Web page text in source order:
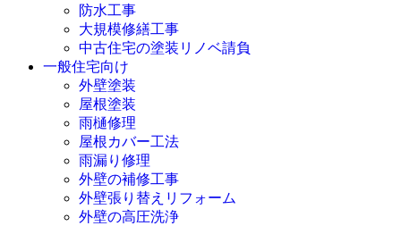
防水工事
大規模修繕工事
中古住宅の塗装リノベ請負
一般住宅向け
外壁塗装
屋根塗装
雨樋修理
屋根カバー工法
雨漏り修理
外壁の補修工事
外壁張り替えリフォーム
外壁の高圧洗浄